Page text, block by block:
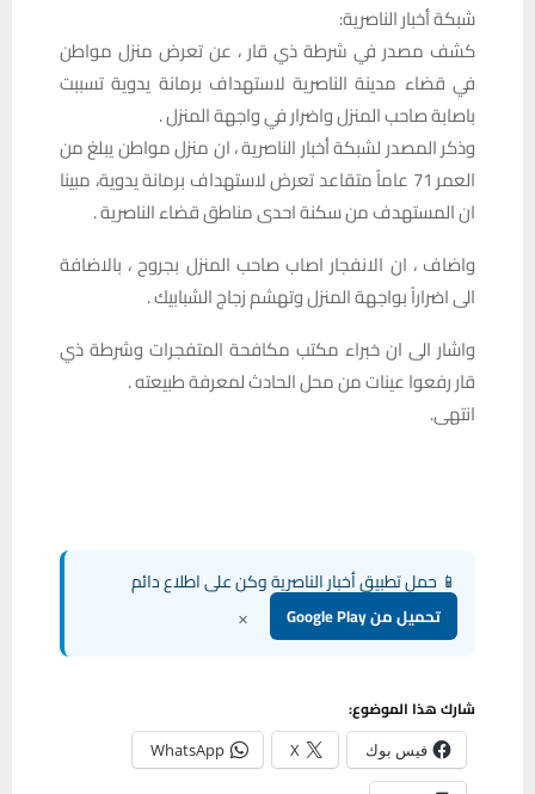
شبكة أخبار الناصرية:
كشف مصدر في شرطة ذي قار ، عن تعرض منزل مواطن
في قضاء مدينة الناصرية لاستهداف برمانة يدوية تسببت
باصابة صاحب المنزل واضرار في واجهة المنزل .
وذكر المصدر لشبكة أخبار الناصرية ، ان منزل مواطن يبلغ من
العمر 71 عاماً متقاعد تعرض لاستهداف برمانة يدوية، مبينا
ان المستهدف من سكنة احدى مناطق قضاء الناصرية .
واضاف ، ان الانفجار اصاب صاحب المنزل بجروح ، بالاضافة
الى اضراراً بواجهة المنزل وتهشم زجاج الشبابيك .
واشار الى ان خبراء مكتب مكافحة المتفجرات وشرطة ذي
قار رفعوا عينات من محل الحادث لمعرفة طبيعته .
انتهى.
📱 حمل تطبيق أخبار الناصرية وكن على اطلاع دائم
تحميل من Google Play ×
شارك هذا الموضوع:
فيس بوك X
WhatsApp